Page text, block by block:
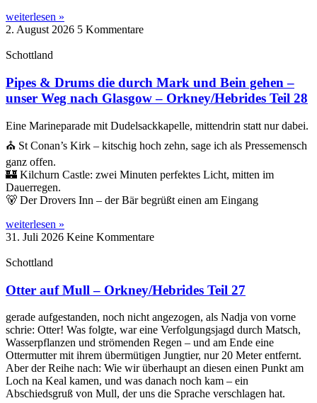
weiterlesen »
2. August 2026 5 Kommentare
Schottland
Pipes & Drums die durch Mark und Bein gehen –
unser Weg nach Glasgow – Orkney/Hebrides Teil 28
Eine Marineparade mit Dudelsackkapelle, mittendrin statt nur dabei.
⛪ St Conan’s Kirk – kitschig hoch zehn, sage ich als Pressemensch
ganz offen.
🏰 Kilchurn Castle: zwei Minuten perfektes Licht, mitten im
Dauerregen.
🐻 Der Drovers Inn – der Bär begrüßt einen am Eingang
weiterlesen »
31. Juli 2026 Keine Kommentare
Schottland
Otter auf Mull – Orkney/Hebrides Teil 27
gerade aufgestanden, noch nicht angezogen, als Nadja von vorne
schrie: Otter! Was folgte, war eine Verfolgungsjagd durch Matsch,
Wasserpflanzen und strömenden Regen – und am Ende eine
Ottermutter mit ihrem übermütigen Jungtier, nur 20 Meter entfernt.
Aber der Reihe nach: Wie wir überhaupt an diesen einen Punkt am
Loch na Keal kamen, und was danach noch kam – ein
Abschiedsgruß von Mull, der uns die Sprache verschlagen hat.